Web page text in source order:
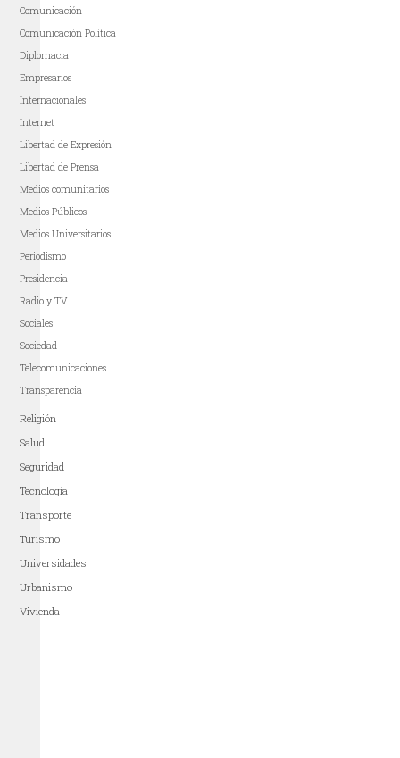
Comunicación
Comunicación Política
Diplomacia
Empresarios
Internacionales
Internet
Libertad de Expresión
Libertad de Prensa
Medios comunitarios
Medios Públicos
Medios Universitarios
Periodismo
Presidencia
Radio y TV
Sociales
Sociedad
Telecomunicaciones
Transparencia
Religión
Salud
Seguridad
Tecnología
Transporte
Turismo
Universidades
Urbanismo
Vivienda